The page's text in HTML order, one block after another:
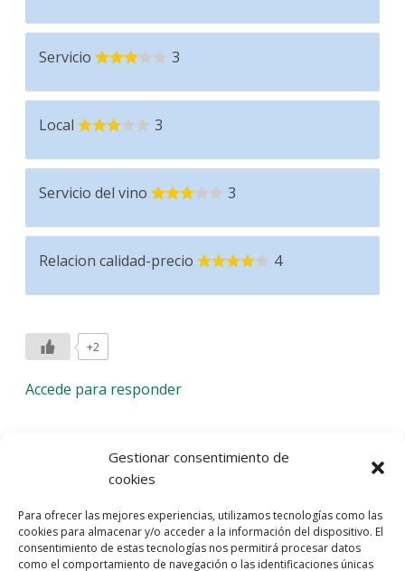
Gestionar consentimiento de
cookies
Para ofrecer las mejores experiencias, utilizamos tecnologías como las
cookies para almacenar y/o acceder a la información del dispositivo. El
consentimiento de estas tecnologías nos permitirá procesar datos
como el comportamiento de navegación o las identificaciones únicas
Servicio 3
Local 3
Servicio del vino 3
Relacion calidad-precio 4
+2
Accede para responder
Deja una respuesta
comentario.
Entra con tu red social